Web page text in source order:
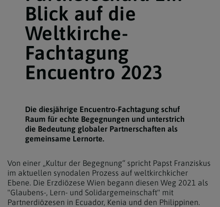
Blick auf die
Weltkirche-
Fachtagung
Encuentro 2023
Die diesjährige Encuentro-Fachtagung schuf
Raum für echte Begegnungen und unterstrich
die Bedeutung globaler Partnerschaften als
gemeinsame Lernorte.
Von einer „Kultur der Begegnung“ spricht Papst Franziskus
im aktuellen synodalen Prozess auf weltkirchkicher
Ebene. Die Erzdiözese Wien begann diesen Weg 2021 als
"Glaubens-, Lern- und Solidargemeinschaft" mit
Partnerdiözesen in Ecuador, Kenia und den Philippinen.